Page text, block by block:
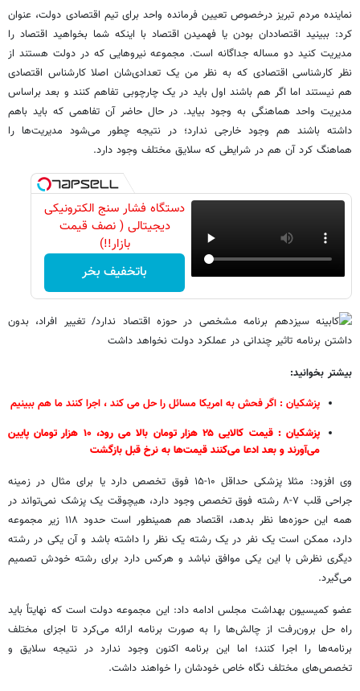
نماینده مردم تبریز درخصوص تعیین فرمانده واحد برای تیم اقتصادی دولت، عنوان
کرد: ببینید اقتصاددان بودن یا فهمیدن اقتصاد با اینکه شما بخواهید اقتصاد را
مدیریت کنید دو مساله جداگانه است. مجموعه نیروهایی که در دولت هستند از
نظر کارشناسی اقتصادی که به نظر من یک تعدادی‌شان اصلا کارشناس اقتصادی
هم نیستند اما اگر هم باشند اول باید در یک چارچوبی تفاهم کنند و بعد براساس
مدیریت واحد هماهنگی به وجود بیاید. در حال حاضر آن تفاهمی که باید باهم
داشته باشند هم وجود خارجی ندارد؛ در نتیجه چطور می‌شود مدیریت‌ها را
هماهنگ کرد آن هم در شرایطی که سلایق مختلف وجود دارد.
دستگاه فشار سنج الکترونیکی
دیجیتالی ( نصف قیمت
بازار!!)
باتخفیف بخر
بیشتر بخوانید:
پزشکیان : اگر فحش به امریکا مسائل را حل می کند ، اجرا کنند ما هم ببینیم
پزشکیان : قیمت کالایی ۲۵ هزار تومان بالا می رود، ۱۰ هزار تومان پایین
می‌آورند و بعد ادعا می‌کنند قیمت‌ها به نرخ قبل بازگشت
وی افزود: مثلا پزشکی حداقل ۱۰-۱۵ فوق تخصص دارد یا برای مثال در زمینه
جراحی قلب ۷-۸ رشته فوق تخصص وجود دارد، هیچوقت یک پزشک نمی‌تواند در
همه این حوزه‌ها نظر بدهد، اقتصاد هم همینطور است حدود ۱۱۸ زیر مجموعه
دارد، ممکن است یک نفر در یک رشته یک نظر را داشته باشد و آن یکی در رشته
دیگری نظرش با این یکی موافق نباشد و هرکس دارد برای رشته خودش تصمیم
می‌گیرد.
عضو کمیسیون بهداشت مجلس ادامه داد: این مجموعه دولت است که نهایتاً باید
راه حل برون‌رفت از چالش‌ها را به صورت برنامه ارائه می‌کرد تا اجزای مختلف
برنامه‌ها را اجرا کنند؛ اما این برنامه اکنون وجود ندارد در نتیجه سلایق و
تخصص‌های مختلف نگاه خاص خودشان را خواهند داشت.